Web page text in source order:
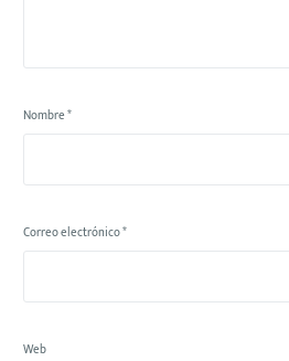
Nombre*
Correo electrónico*
Web